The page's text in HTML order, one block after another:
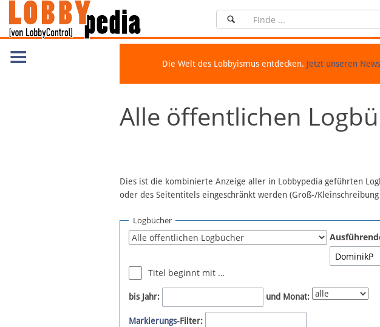
Die Welt des Lobbyismus entdecken. Jetzt unseren
Alle öffentlichen
Dies ist die kombinierte Anzeige aller in Lobbypedia geführten
oder des Seitentitels eingeschränkt werden (Groß-/
Logbücher
Titel beginnt mit …
bis Jahr: und Monat:
Markierungs-Filter: